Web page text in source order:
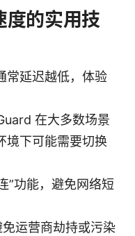
度的实用技
常延迟越低，体验
在大多数场景
境下可能需要切换
”功能，避免网络短
运营商劫持或污染